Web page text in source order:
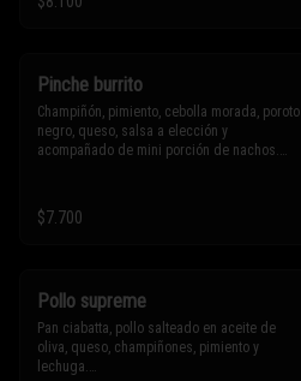
Sólo puedes solicitar eliminar un
Pinche burrito
Champiñón, pimiento, cebolla morada, poroto
negro, queso, salsa a elección y
acompañado de mini porción de nachos.
* Los ingredientes no son intercambiables.
$7.700
Pollo supreme
Pan ciabatta, pollo salteado en aceite de
oliva, queso, champiñones, pimiento y
lechuga.